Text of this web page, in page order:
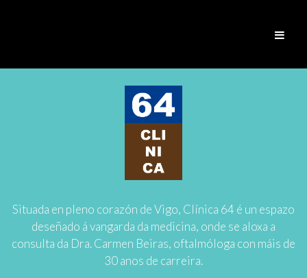
Situada en pleno corazón de Vigo, Clínica 64 é un espazo
deseñado á vangarda da medicina, onde se aloxa a
consulta da Dra. Carmen Beiras, oftalmóloga con máis de
30 anos de carreira.